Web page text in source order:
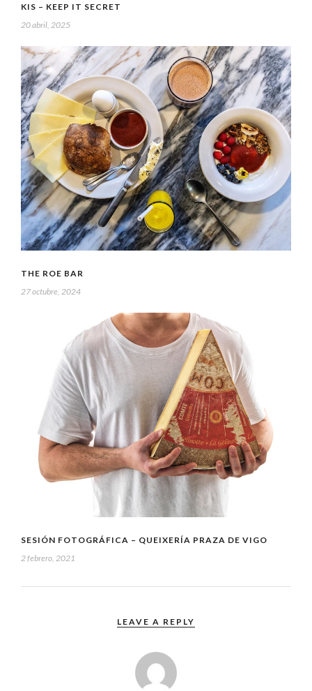
KIS – KEEP IT SECRET
20 abril, 2025
THE ROE BAR
27 octubre, 2024
SESIÓN FOTOGRÁFICA – QUEIXERÍA PRAZA DE VIGO
2 febrero, 2021
LEAVE A REPLY